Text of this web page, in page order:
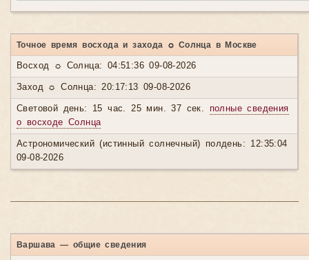
Точное время восхода и захода ☼ Солнца в Москве
Восход ☼ Солнца: 04:51:36 09-08-2026
Заход ☼ Солнца: 20:17:13 09-08-2026
Световой день: 15 час. 25 мин. 37 сек. полные сведения
о восходе Солнца
Астрономический (истинный солнечный) полдень: 12:35:04
09-08-2026
Варшава — общие сведения